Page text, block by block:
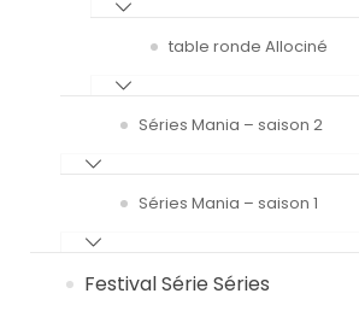
table ronde Allociné
Séries Mania – saison 2
Séries Mania – saison 1
Festival Série Séries